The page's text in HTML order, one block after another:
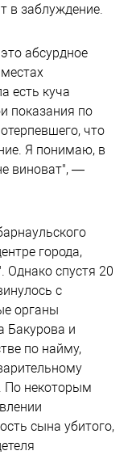
в заблуждение.
абсурдное
есть куча
показания по
что
Я понимаю, в
виноват", —
города,
Однако спустя 20
с
органы
Бакурова и
по найму,
По некоторым
сына убитого,